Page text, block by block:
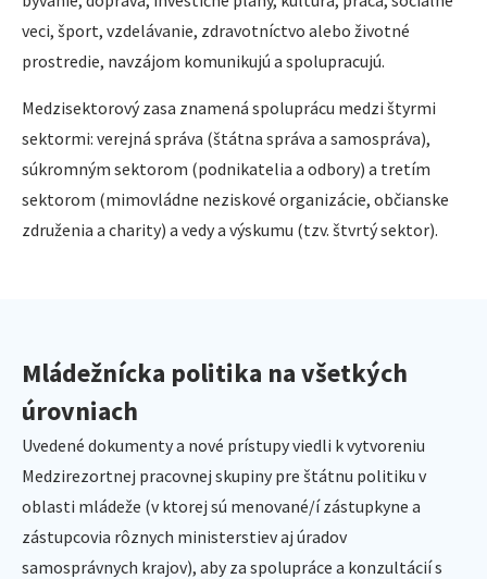
veci, šport, vzdelávanie, zdravotníctvo alebo životné
prostredie, navzájom komunikujú a spolupracujú.
Medzisektorový zasa znamená spoluprácu medzi štyrmi
sektormi: verejná správa (štátna správa a samospráva),
súkromným sektorom (podnikatelia a odbory) a tretím
sektorom (mimovládne neziskové organizácie, občianske
združenia a charity) a vedy a výskumu (tzv. štvrtý sektor).
Mládežnícka politika na všetkých
úrovniach
Uvedené dokumenty a nové prístupy viedli k vytvoreniu
Medzirezortnej pracovnej skupiny pre štátnu politiku v
oblasti mládeže (v ktorej sú menované/í zástupkyne a
zástupcovia rôznych ministerstiev aj úradov
samosprávnych krajov), aby za spolupráce a konzultácií s